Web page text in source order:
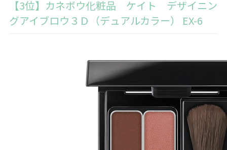
【3位】カネボウ化粧品 ケイト デザイニン
グアイブロウ３Ｄ（デュアルカラー） EX-6